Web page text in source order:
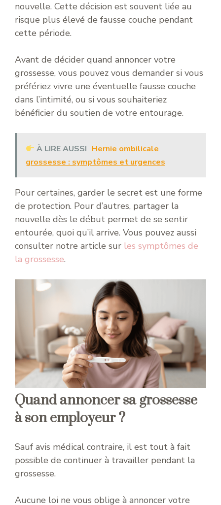
nouvelle. Cette décision est souvent liée au
risque plus élevé de fausse couche pendant
cette période.
Avant de décider quand annoncer votre
grossesse, vous pouvez vous demander si vous
préfériez vivre une éventuelle fausse couche
dans l’intimité, ou si vous souhaiteriez
bénéficier du soutien de votre entourage.
À LIRE AUSSI Hernie ombilicale
grossesse : symptômes et urgences
Pour certaines, garder le secret est une forme
de protection. Pour d’autres, partager la
nouvelle dès le début permet de se sentir
entourée, quoi qu’il arrive. Vous pouvez aussi
consulter notre article sur les symptômes de
la grossesse.
Quand annoncer sa grossesse
à son employeur ?
Sauf avis médical contraire, il est tout à fait
possible de continuer à travailler pendant la
grossesse.
Aucune loi ne vous oblige à annoncer votre